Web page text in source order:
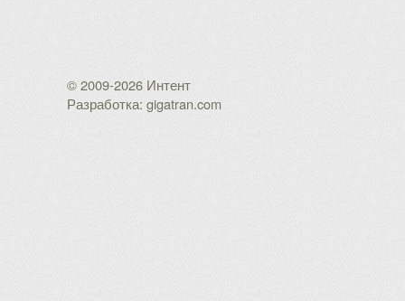
© 2009-2026 Интент
Разработка: gigatran.com